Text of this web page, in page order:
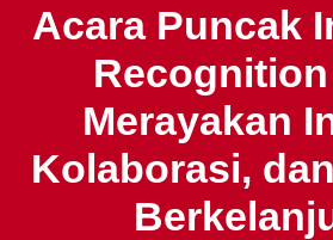
Acara Puncak
Recognition
Merayakan
Kolaborasi,